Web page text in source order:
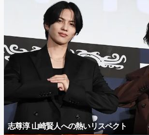
志尊淳 山崎賢人への熱いリスペクト